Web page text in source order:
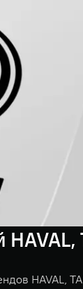
HAVAL,